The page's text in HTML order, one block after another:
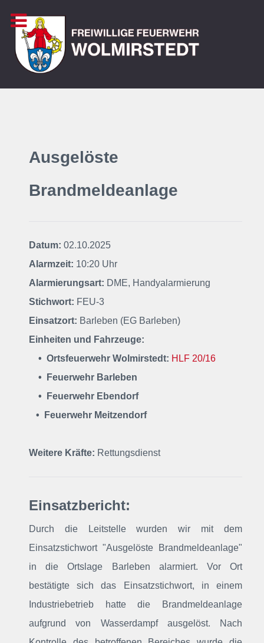
Ausgelöste
Brandmeldeanlage
Datum: 02.10.2025
Alarmzeit: 10:20 Uhr
Alarmierungsart: DME, Handyalarmierung
Stichwort: FEU-3
Einsatzort: Barleben (EG Barleben)
Einheiten und Fahrzeuge:
• Ortsfeuerwehr Wolmirstedt: HLF 20/16
• Feuerwehr Barleben
• Feuerwehr Ebendorf
• Feuerwehr Meitzendorf
Weitere Kräfte: Rettungsdienst
Einsatzbericht:
Durch die Leitstelle wurden wir mit dem
Einsatzstichwort "Ausgelöste Brandmeldeanlage"
in die Ortslage Barleben alarmiert. Vor Ort
bestätigte sich das Einsatzstichwort, in einem
Industriebetrieb hatte die Brandmeldeanlage
aufgrund von Wasserdampf ausgelöst. Nach